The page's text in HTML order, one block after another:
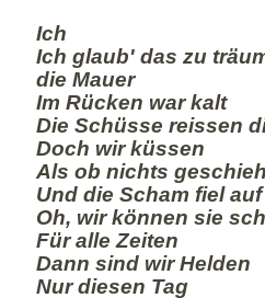
Ich
Ich glaub' das zu
die Mauer
Im Rücken war kalt
Die Schüsse reissen
Doch wir küssen
Als ob nichts
Und die Scham fiel
Oh, wir können sie
Für alle Zeiten
Dann sind wir Helden
Nur diesen Tag